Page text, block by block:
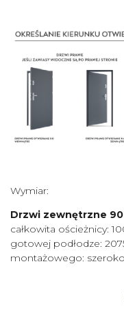
Wymiar:
Drzwi zewnętrzne 90
całkowita ościeżnicy:
gotowej podłodze:
montażowego: